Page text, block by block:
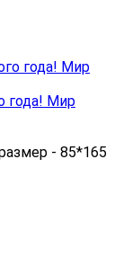
года! Мир
- 85*165